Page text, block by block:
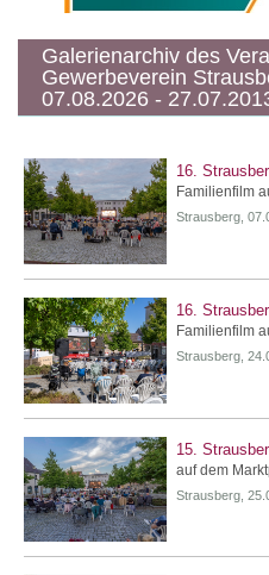
Galerienarchiv des
Gewerbeverein
07.08.2026 -
16.
Familienfilm
Strausberg,
16.
Familienfilm
Strausberg,
15.
auf dem
Strausberg,